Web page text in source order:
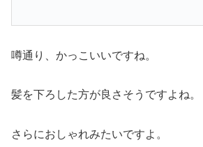
噂通り、かっこいいですね。
髪を下ろした方が良さそうですよね。
さらにおしゃれみたいですよ。